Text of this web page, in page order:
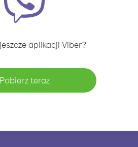
aplikacji Viber?
Pobierz teraz